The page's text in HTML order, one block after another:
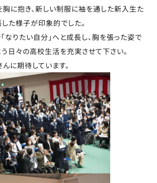
に抱き、新しい制服に袖を通した新入生た
た様子が印象的でした。
なりたい自分」へと成長し、胸を張った姿で
日々の高校生活を充実させて下さい。
に期待しています。